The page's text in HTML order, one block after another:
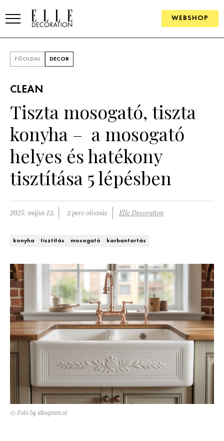
WEBSHOP
SZOBÁK
Konyha
Fürdőszoba
Nappali
Hálószoba
ÖTLETEK
SZÉP TEREK
Lakások
HÍRLEVÉL
FŐOLDAL DECOR
CLEAN
Tiszta mosogató, tiszta
konyha – a mosogató
helyes és hatékony
tisztítása 5 lépésben
2025. május 13. 3 perc olvasás Elle Decoration
konyha tisztítás mosogató karbantartás
© Fotó by ideogram.ai